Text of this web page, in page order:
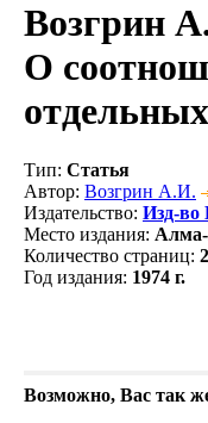
Возгрин
О
Тип: Статья
Автор: Возгрин А.И.
Издательство: Изд-во
Место издания:
Количество страниц:
Год издания: 1974 г.
Возможно, Вас так